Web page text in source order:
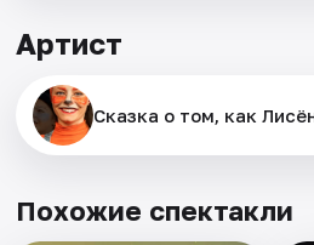
Артист
Сказка о том, как
Похожие спектакли